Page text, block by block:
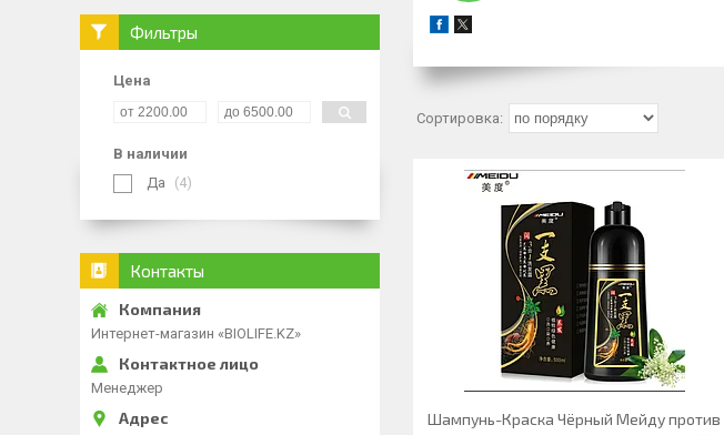
Шампунь-Краска Чёрный Мейду против
Фильтры
Цена
В наличии
Да
4
Контакты
Интернет-магазин «BIOLIFE.KZ»
Менеджер